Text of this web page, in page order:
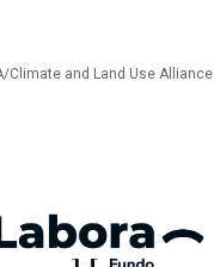
Climate and Land Use Alliance